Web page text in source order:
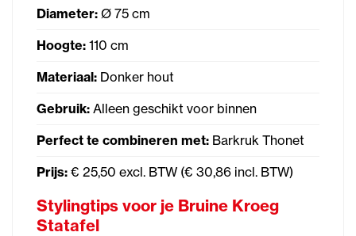
Diameter: Ø 75 cm
Hoogte: 110 cm
Materiaal: Donker hout
Gebruik: Alleen geschikt voor binnen
Perfect te combineren met: Barkruk Thonet
Prijs: € 25,50 excl. BTW (€ 30,86 incl. BTW)
Stylingtips voor je Bruine Kroeg
Statafel